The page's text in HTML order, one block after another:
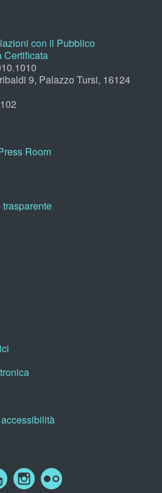
con il Pubblico
Certificata
9, Palazzo Tursi, 16124
Room